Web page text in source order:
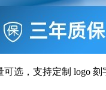
选，支持定制 logo